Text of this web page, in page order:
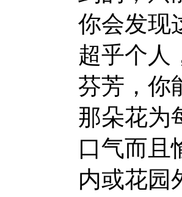
你会发现
超乎个人
芬芳，你
那朵花为
口气而且
内或花园